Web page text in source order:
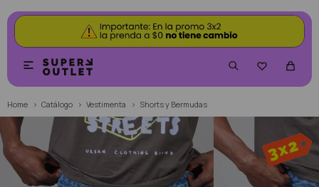


Home Catálogo Vestimenta Shorts y Bermudas